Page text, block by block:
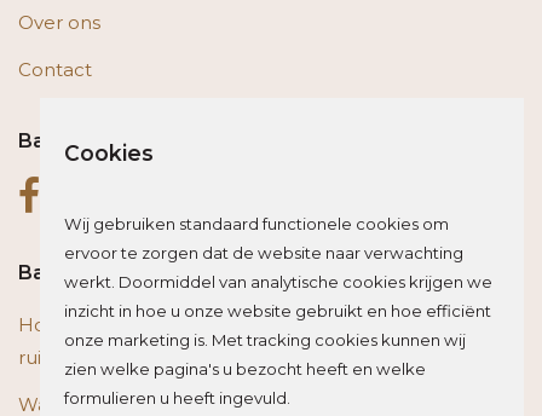
Over ons
Contact
Bas op social media
Bas blogt
Houten vloer of trap renoveren? Zo beïnvloed je de
ruimte optisch
Wat is het beste materiaal voor een traprenovatie?
Cookies
Wij gebruiken standaard functionele cookies om
ervoor te zorgen dat de website naar verwachting
werkt. Doormiddel van analytische cookies krijgen we
inzicht in hoe u onze website gebruikt en hoe efficiënt
onze marketing is. Met tracking cookies kunnen wij
zien welke pagina's u bezocht heeft en welke
formulieren u heeft ingevuld.